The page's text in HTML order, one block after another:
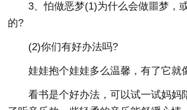
3、怕做恶梦(1)为什么会做噩梦，
的?
(2)你们有好办法吗?
娃娃抱个娃娃多么温馨，有了它就
看书是个好办法，可以试一试妈妈